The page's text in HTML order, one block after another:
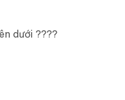
dưới ????